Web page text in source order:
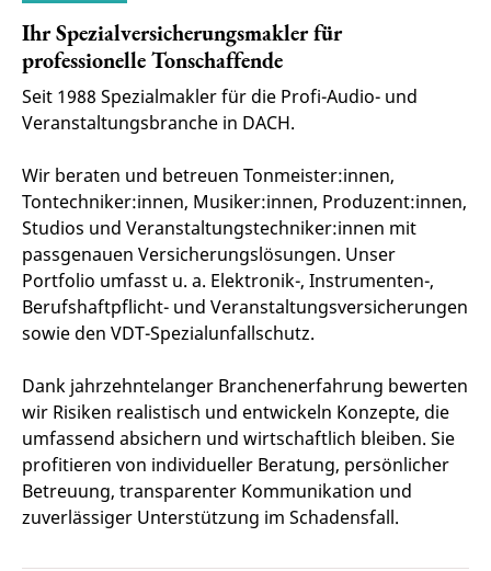
Ihr Spezialversicherungsmakler für
professionelle Tonschaffende
Seit 1988 Spezialmakler für die Profi-Audio- und
Veranstaltungsbranche in DACH.
Wir beraten und betreuen Tonmeister:innen,
Tontechniker:innen, Musiker:innen, Produzent:innen,
Studios und Veranstaltungstechniker:innen mit
passgenauen Versicherungslösungen. Unser
Portfolio umfasst u. a. Elektronik-, Instrumenten-,
Berufs­haftpflicht- und Veranstaltungs­versicherungen
sowie den VDT-Spezialunfallschutz.
Dank jahrzehntelanger Branchenerfahrung bewerten
wir Risiken realistisch und entwickeln Konzepte, die
umfassend absichern und wirtschaftlich bleiben. Sie
profitieren von individueller Beratung, persönlicher
Betreuung, transparenter Kommunikation und
zuverlässiger Unterstützung im Schadensfall.